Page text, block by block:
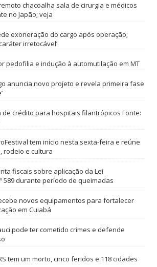
chacoalha sala de cirurgia e médicos
no Japão; veja
exoneração do cargo após operação;
irretocável’
pedofilia e indução à automutilação em MT
anuncia novo projeto e revela primeira fase
crédito para hospitais filantrópicos Fonte:
tem início nesta sexta-feira e reúne
rodeio e cultura
fiscais sobre aplicação da Lei
589 durante período de queimadas
novos equipamentos para fortalecer
em Cuiabá
pode ter cometido crimes e defende
tem um morto, cinco feridos e 118 cidades